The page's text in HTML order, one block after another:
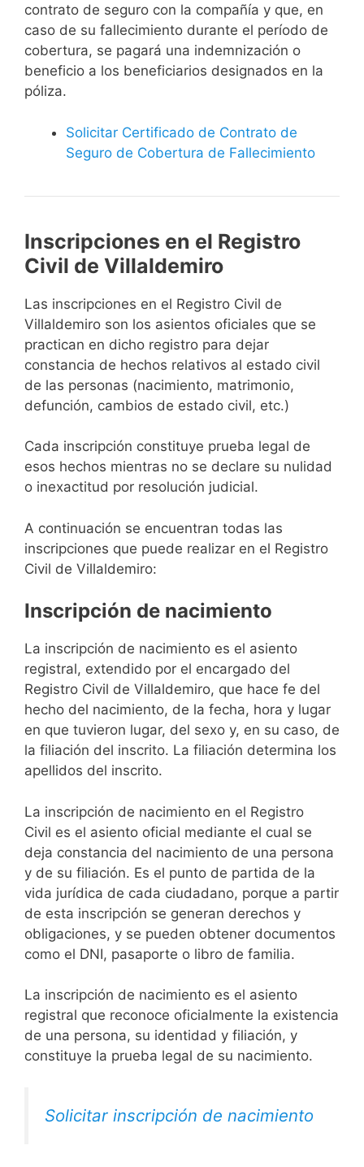
contrato de seguro con la compañía y que, en
caso de su fallecimiento durante el período de
cobertura, se pagará una indemnización o
beneficio a los beneficiarios designados en la
póliza.
Solicitar Certificado de Contrato de
Seguro de Cobertura de Fallecimiento
Inscripciones en el Registro
Civil de Villaldemiro
Las inscripciones en el Registro Civil de
Villaldemiro son los asientos oficiales que se
practican en dicho registro para dejar
constancia de hechos relativos al estado civil
de las personas (nacimiento, matrimonio,
defunción, cambios de estado civil, etc.)
Cada inscripción constituye prueba legal de
esos hechos mientras no se declare su nulidad
o inexactitud por resolución judicial.
A continuación se encuentran todas las
inscripciones que puede realizar en el Registro
Civil de Villaldemiro:
Inscripción de nacimiento
La inscripción de nacimiento es el asiento
registral, extendido por el encargado del
Registro Civil de Villaldemiro, que hace fe del
hecho del nacimiento, de la fecha, hora y lugar
en que tuvieron lugar, del sexo y, en su caso, de
la filiación del inscrito. La filiación determina los
apellidos del inscrito.
La inscripción de nacimiento en el Registro
Civil es el asiento oficial mediante el cual se
deja constancia del nacimiento de una persona
y de su filiación. Es el punto de partida de la
vida jurídica de cada ciudadano, porque a partir
de esta inscripción se generan derechos y
obligaciones, y se pueden obtener documentos
como el DNI, pasaporte o libro de familia.
La inscripción de nacimiento es el asiento
registral que reconoce oficialmente la existencia
de una persona, su identidad y filiación, y
constituye la prueba legal de su nacimiento.
Solicitar inscripción de nacimiento